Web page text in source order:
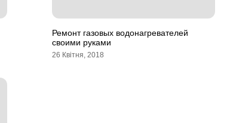
Ремонт газовых водонагревателей
своими руками
26 Квітня, 2018